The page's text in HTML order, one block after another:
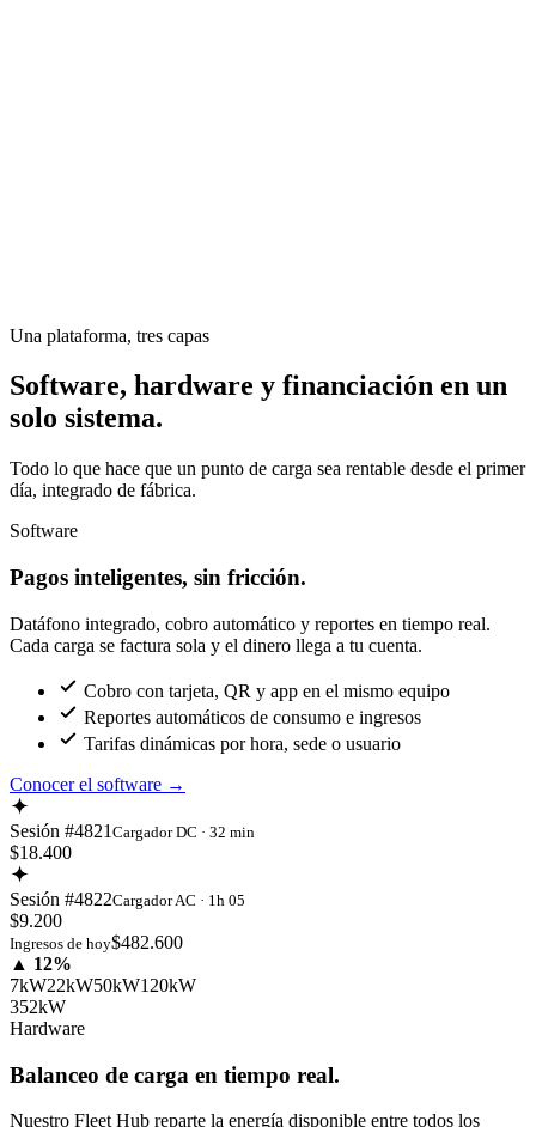
Una plataforma, tres capas
Software, hardware y financiación en un
solo sistema.
Todo lo que hace que un punto de carga sea rentable desde el primer
día, integrado de fábrica.
Software
Pagos inteligentes, sin fricción.
Datáfono integrado, cobro automático y reportes en tiempo real.
Cada carga se factura sola y el dinero llega a tu cuenta.
Cobro con tarjeta, QR y app en el mismo equipo
Reportes automáticos de consumo e ingresos
Tarifas dinámicas por hora, sede o usuario
Conocer el software →
Sesión #4821 Cargador DC · 32 min
$18.400
Sesión #4822Cargador AC · 1h 05
$9.200
Ingresos de hoy$482.600
▲ 12%
7kW22kW50kW120kW
352kW
Hardware
Balanceo de carga en tiempo real.
Nuestro Fleet Hub reparte la energía disponible entre todos los